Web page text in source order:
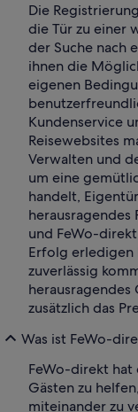
Die
die Tür zu einer
der Suche nach
ihnen die
eigenen
Kundenservice
Reisewebsites
Verwalten und
um eine
handelt,
herausragendes
und FeWo-
Erfolg erledigen
zuverlässig
zusätzlich das
Was ist FeWo-
FeWo-direkt hat
Gästen zu
miteinander zu